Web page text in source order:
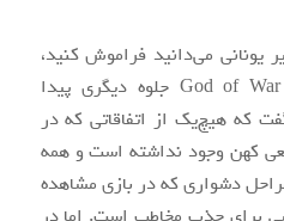
یونانی می‌دانید فراموش کنید،
چرا که همه آن‌ها در بازی God of War جلوه دیگری پیدا
که هیچ‌یک از اتفاقاتی که در
کهن وجود نداشته‌ است و همه‌
دشواری که در بازی مشاهده